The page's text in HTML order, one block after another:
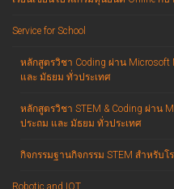
Service for School
หลักสูตรวิชา Coding ผ่าน Microsoft
และ มัธยม ทั่วประเทศ
หลักสูตรวิชา STEM & Coding ผ่าน
ประถม และ มัธยม ทั่วประเทศ
กิจกรรมฐานกิจกรรม STEM สำหรับโ